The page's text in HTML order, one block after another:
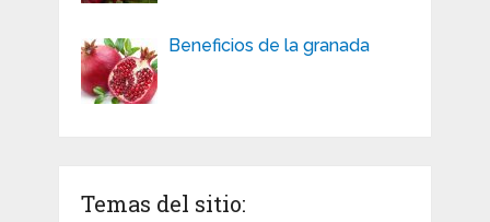
Beneficios de la granada
Temas del sitio: